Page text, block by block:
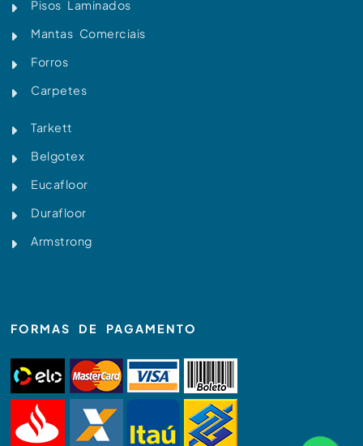
Pisos Laminados
Mantas Comerciais
Forros
Carpetes
Tarkett
Belgotex
Eucafloor
Durafloor
Armstrong
FORMAS DE PAGAMENTO